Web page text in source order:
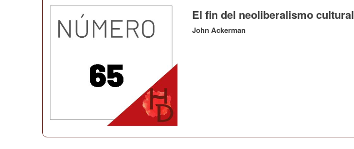
El fin del neoliberalismo cultural
John Ackerman